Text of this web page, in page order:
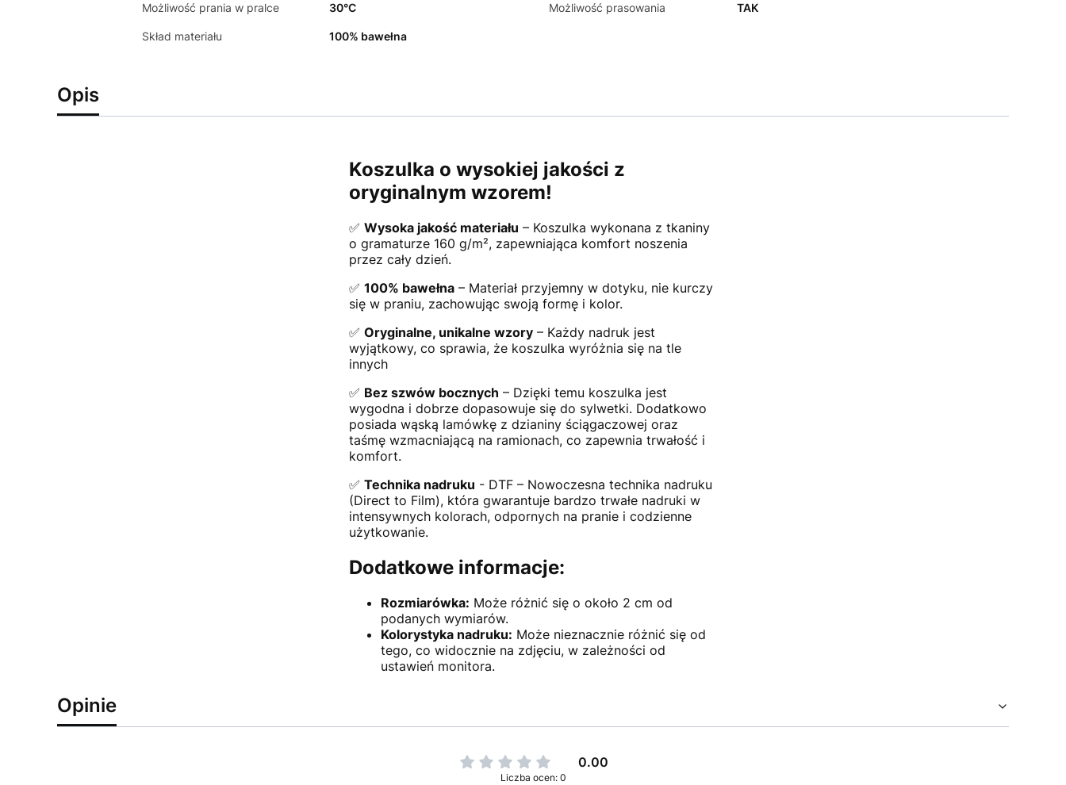
Możliwość prania w pralce 30°C Możliwość prasowania TAK
Skład materiału 100% bawełna
Opis
Koszulka o wysokiej jakości z
oryginalnym wzorem!
✅Wysoka jakość materiału – Koszulka wykonana z tkaniny
o gramaturze 160 g/m², zapewniająca komfort noszenia
przez cały dzień.
✅100% bawełna – Materiał przyjemny w dotyku, nie kurczy
się w praniu, zachowując swoją formę i kolor.
✅Oryginalne, unikalne wzory – Każdy nadruk jest
wyjątkowy, co sprawia, że koszulka wyróżnia się na tle
innych
✅ Bez szwów bocznych – Dzięki temu koszulka jest
wygodna i dobrze dopasowuje się do sylwetki. Dodatkowo
posiada wąską lamówkę z dzianiny ściągaczowej oraz
taśmę wzmacniającą na ramionach, co zapewnia trwałość i
komfort.
✅Technika nadruku - DTF – Nowoczesna technika nadruku
(Direct to Film), która gwarantuje bardzo trwałe nadruki w
intensywnych kolorach, odpornych na pranie i codzienne
użytkowanie.
Dodatkowe informacje:
Rozmiarówka: Może różnić się o około 2 cm od
podanych wymiarów.
Kolorystyka nadruku: Może nieznacznie różnić się od
tego, co widocznie na zdjęciu, w zależności od
ustawień monitora.
Opinie
0.00
Liczba ocen: 0